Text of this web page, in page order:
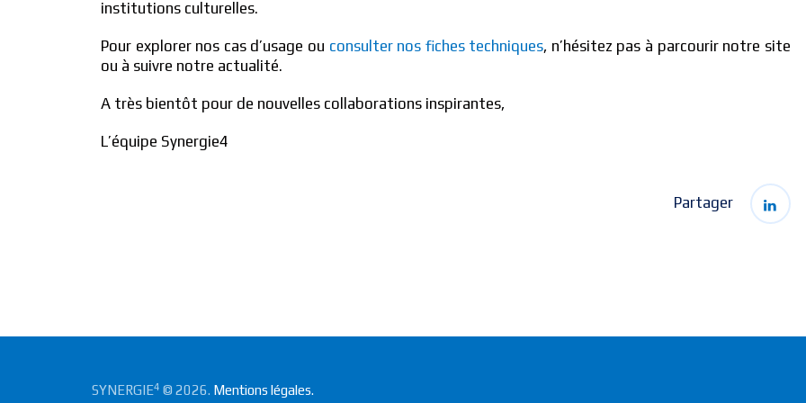
institutions culturelles.
Pour explorer nos cas d’usage ou consulter nos fiches techniques, n’hésitez pas à parcourir notre site
ou à suivre notre actualité.
A très bientôt pour de nouvelles collaborations inspirantes,
L’équipe Synergie4
Partager
SYNERGIE4 © 2026. Mentions légales.